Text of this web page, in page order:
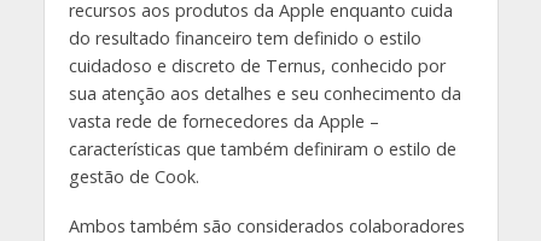
recursos aos produtos da Apple enquanto cuida
do resultado financeiro tem definido o estilo
cuidadoso e discreto de Ternus, conhecido por
sua atenção aos detalhes e seu conhecimento da
vasta rede de fornecedores da Apple –
características que também definiram o estilo de
gestão de Cook.
Ambos também são considerados colaboradores